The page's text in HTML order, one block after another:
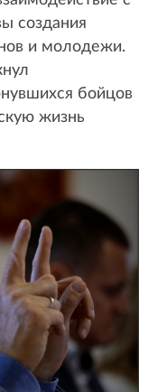
создания
и молодежи.
бойцов
жизнь